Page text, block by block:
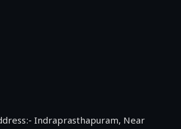
पूर्वांचल का लक, डेवलपमेंट का
Indraprasthapuram, Near